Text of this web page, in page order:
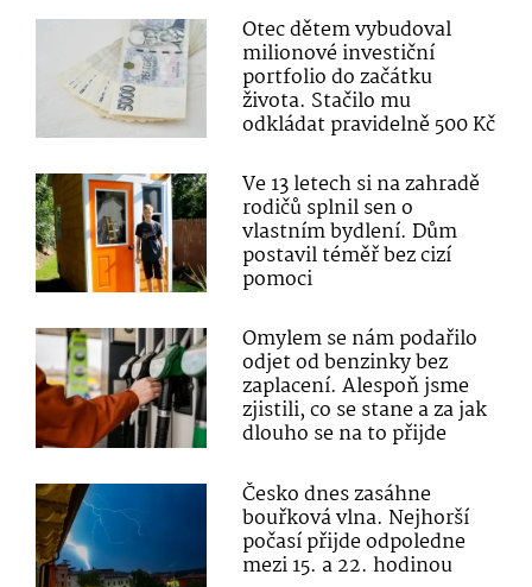
Otec dětem vybudoval
milionové investiční
portfolio do začátku
života. Stačilo mu
odkládat pravidelně 500 Kč
Ve 13 letech si na zahradě
rodičů splnil sen o
vlastním bydlení. Dům
postavil téměř bez cizí
pomoci
Omylem se nám podařilo
odjet od benzinky bez
zaplacení. Alespoň jsme
zjistili, co se stane a za jak
dlouho se na to přijde
Česko dnes zasáhne
bouřková vlna. Nejhorší
počasí přijde odpoledne
mezi 15. a 22. hodinou